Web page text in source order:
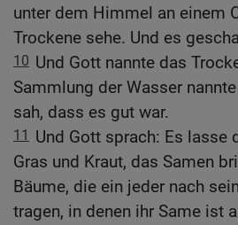
unter dem Himmel an einem
Trockene sehe. Und es
10 Und Gott nannte das
Sammlung der Wasser
sah, dass es gut war.
11
Und Gott sprach: Es lasse
Gras und Kraut, das Samen
Bäume, die ein jeder nach
tragen, in denen ihr Same ist